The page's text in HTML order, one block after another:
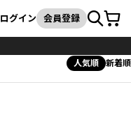
検索
ログイン 会員登録カート
人気順 新着順